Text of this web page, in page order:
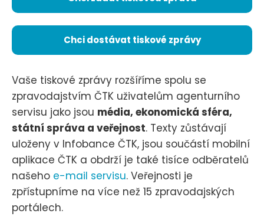
Chci dostávat tiskové zprávy
Vaše tiskové zprávy rozšíříme spolu se
zpravodajstvím ČTK uživatelům agenturního
servisu jako jsou média, ekonomická sféra,
státní správa a veřejnost. Texty zůstávají
uloženy v Infobance ČTK, jsou součástí mobilní
aplikace ČTK a obdrží je také tisíce odběratelů
našeho e-mail servisu. Veřejnosti je
zpřístupníme na více než 15 zpravodajských
portálech.